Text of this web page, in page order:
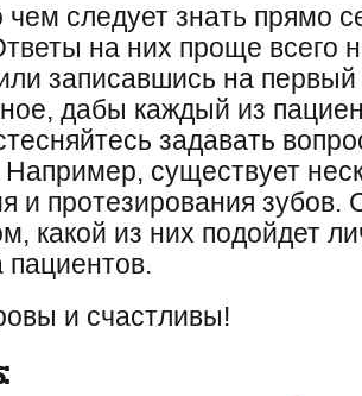
чем следует знать прямо
на них проще всего
записавшись на
дабы каждый из
задавать
существует
и протезирования зубов.
какой из них подойдет
пациентов.
и счастливы!